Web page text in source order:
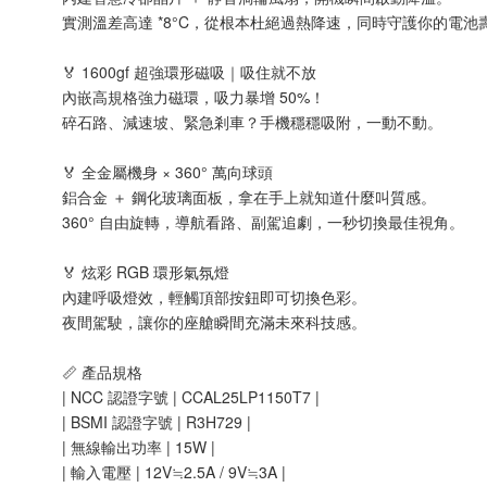
實測溫差高達 *8°C，從根本杜絕過熱降速，同時守護你的電池
🏅 1600gf 超強環形磁吸｜吸住就不放
內嵌高規格強力磁環，吸力暴增 50%！
碎石路、減速坡、緊急剎車？手機穩穩吸附，一動不動。
🏅 全金屬機身 × 360° 萬向球頭
鋁合金 ＋ 鋼化玻璃面板，拿在手上就知道什麼叫質感。
360° 自由旋轉，導航看路、副駕追劇，一秒切換最佳視角。
🏅 炫彩 RGB 環形氣氛燈
內建呼吸燈效，輕觸頂部按鈕即可切換色彩。
夜間駕駛，讓你的座艙瞬間充滿未來科技感。
📏 產品規格
| NCC 認證字號 | CCAL25LP1150T7 |
| BSMI 認證字號 | R3H729 |
| 無線輸出功率 | 15W |
| 輸入電壓 | 12V≒2.5A / 9V≒3A |